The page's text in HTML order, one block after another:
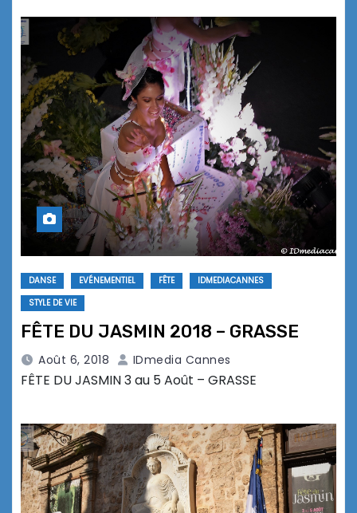
DANSE EVÉNEMENTIEL FÊTE
IDMEDIACANNES
STYLE DE VIE
FÊTE DU JASMIN 2018 – GRASSE
Août 6, 2018 IDmedia Cannes
FÊTE DU JASMIN 3 au 5 Août – GRASSE